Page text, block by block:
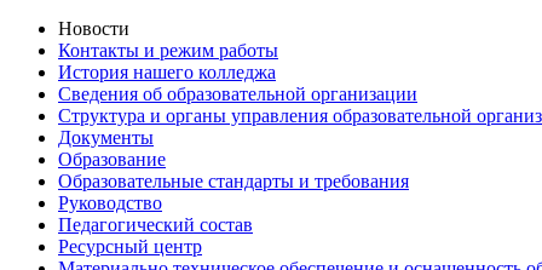
Новости
Контакты и режим работы
История нашего колледжа
Сведения об образовательной организации
Структура и органы управления образовательной
Документы
Образование
Образовательные стандарты и требования
Руководство
Педагогический состав
Ресурсный центр